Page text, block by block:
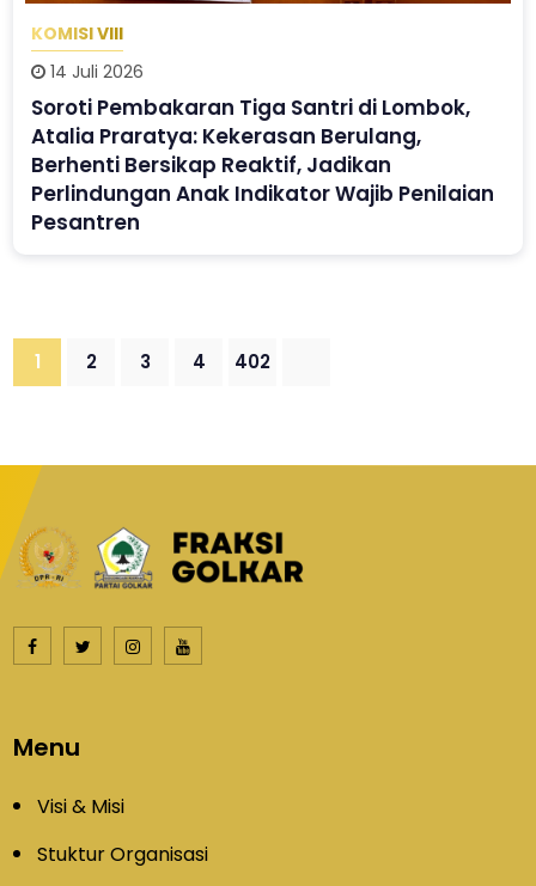
KOMISI VIII
14 Juli 2026
Soroti Pembakaran Tiga Santri di Lombok,
Atalia Praratya: Kekerasan Berulang,
Berhenti Bersikap Reaktif, Jadikan
Perlindungan Anak Indikator Wajib Penilaian
Pesantren
1 2 3 4 402
Menu
Visi & Misi
Stuktur Organisasi